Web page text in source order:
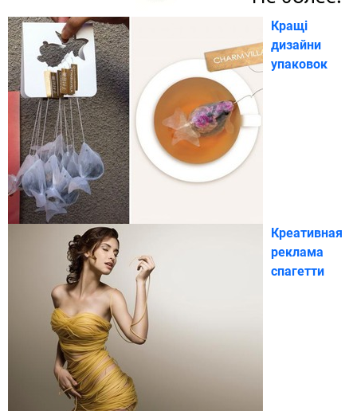
Кращі
дизайни
упаковок
Креативная
реклама
спагетти